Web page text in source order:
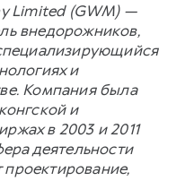
Limited (GWM) —
внедорожников,
и
Компания была
и
в 2003 и 2011
деятельности